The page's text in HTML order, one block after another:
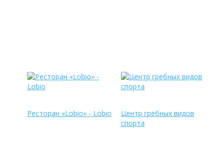
Ресторан «Lobio» - Lobio
Центр гребных видов
спорта